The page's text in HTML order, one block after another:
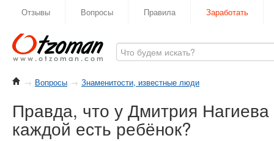
Отзывы Вопросы Правила Заработать
→ Вопросы → Знаменитости, известные люди
Правда, что у Дмитрия
каждой есть ребёнок?